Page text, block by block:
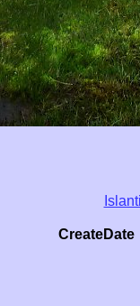
CreateDate